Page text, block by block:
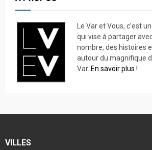
Le Var et Vous, c’est
qui vise à partager
nombre, des histoires
autour du magnifique
Var. En savoir plus !
VILLES